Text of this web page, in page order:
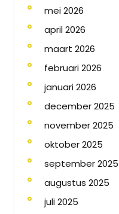
mei 2026
april 2026
maart 2026
februari 2026
januari 2026
december 2025
november 2025
oktober 2025
september 2025
augustus 2025
juli 2025